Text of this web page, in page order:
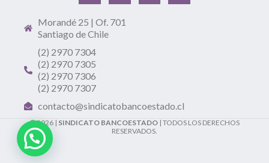
Morandé 25 | Of. 701
Santiago de Chile
(2) 2970 7304
(2) 2970 7305
(2) 2970 7306
(2) 2970 7307
contacto@sindicatobancoestado.cl
© 2026 | SINDICATO BANCOESTADO | TODOS LOS DERECHOS
RESERVADOS.